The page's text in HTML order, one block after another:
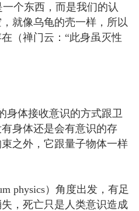
个东西，而是我们的认
就像乌龟的壳一样，所以
（禅门云：“此身虽灭性
体接收意识的方式跟卫
身体还是会有意识的存
之外，它跟量子物体一样
physics）角度出发，有足
，死亡只是人类意识造成